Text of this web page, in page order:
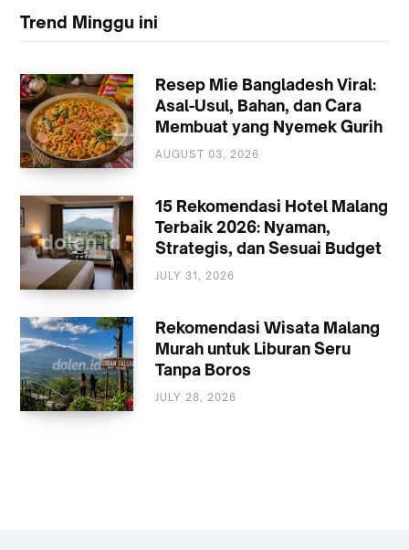
Trend Minggu ini
Resep Mie Bangladesh Viral:
Asal-Usul, Bahan, dan Cara
Membuat yang Nyemek Gurih
AUGUST 03, 2026
AKOMODASI
15 Rekomendasi Hotel Malang
Terbaik 2026: Nyaman,
Strategis, dan Sesuai Budget
JULY 31, 2026
Rekomendasi Wisata Malang
Murah untuk Liburan Seru
Tanpa Boros
JULY 28, 2026